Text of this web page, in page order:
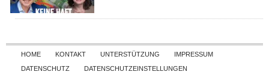
Skip to content
HOME KONTAKT UNTERSTÜTZUNG
IMPRESSUM
DATENSCHUTZ
DATENSCHUTZEINSTELLUNGEN